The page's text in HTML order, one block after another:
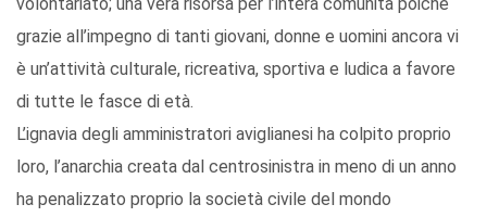
volontariato; una vera risorsa per l’intera comunità poiché
grazie all’impegno di tanti giovani, donne e uomini ancora vi
è un’attività culturale, ricreativa, sportiva e ludica a favore
di tutte le fasce di età.
L’ignavia degli amministratori aviglianesi ha colpito proprio
loro, l’anarchia creata dal centrosinistra in meno di un anno
ha penalizzato proprio la società civile del mondo